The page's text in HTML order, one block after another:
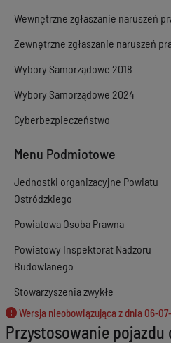
Wewnętrzne zgłaszanie naruszeń
Zewnętrzne zgłaszanie naruszeń
Wybory Samorządowe 2018
Wybory Samorządowe 2024
Cyberbezpieczeństwo
Menu Podmiotowe
Jednostki organizacyjne Powiatu
Ostródzkiego
Powiatowa Osoba Prawna
Powiatowy Inspektorat Nadzoru
Budowlanego
Stowarzyszenia zwykłe
Wersja nieobowiązująca z dnia 06-
Przystosowanie